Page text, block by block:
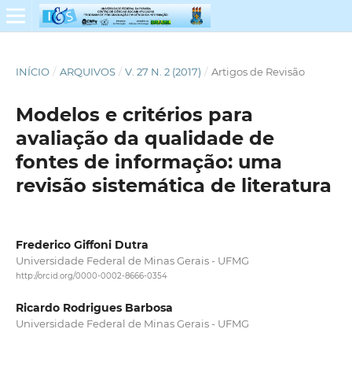
INÍCIO / ARQUIVOS / V. 27 N. 2 (2017) / Artigos de Revisão
Modelos e critérios para
avaliação da qualidade de
fontes de informação: uma
revisão sistemática de literatura
Frederico Giffoni Dutra
Universidade Federal de Minas Gerais - UFMG
http://orcid.org/0000-0002-8666-0354
Ricardo Rodrigues Barbosa
Universidade Federal de Minas Gerais - UFMG